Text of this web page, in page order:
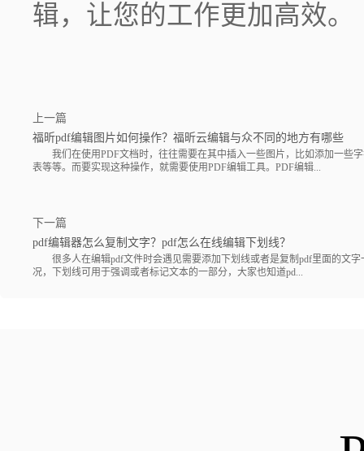
辑，让您的工作更加高效。
上一篇
福昕pdf编辑图片如何操作？福昕云编辑与众不同的地方有哪些
我们在使用PDF文档时，往往需要在其中插入一些图片，比如添加一些
表等等。而要实现这种操作，就需要使用PDF编辑工具。PDF编辑...
下一篇
pdf编辑器怎么复制文字？pdf怎么在线编辑下划线？
很多人在编辑pdf文件时会遇见需要添加下划线或者是复制pdf里面的文字
况，下划线可用于强调或者标记文本的一部分，大家也知道pd...